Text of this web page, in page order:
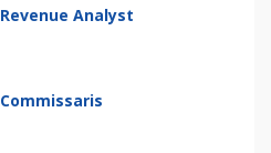
Revenue Analyst
Commissaris